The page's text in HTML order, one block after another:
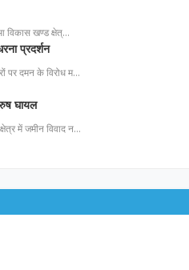
विकास खण्ड क्षेत्…
प्रदर्शन
पर दमन के विरोध म…
घायल
में जमीन विवाद न…